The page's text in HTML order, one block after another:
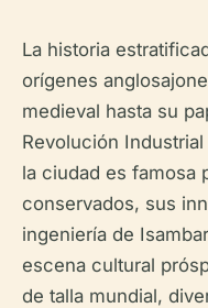
La historia
orígenes
medieval hasta su
Revolución
la ciudad es famosa
conservados, sus
ingeniería de
escena cultural
de talla mundial,